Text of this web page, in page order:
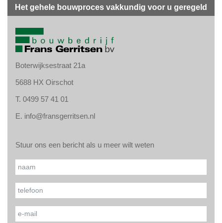
Het gehele bouwproces vakkundig voor u geregeld
Boterwijksestraat 21a
5688 HX Oirschot
T. 0499 57 41 01
E. info@fransgerritsen.nl
Stuur ons een bericht als u meer wilt weten
dit veld
laten.
Naam*
Uw telefoonnummer*
Uw e-mailadres*